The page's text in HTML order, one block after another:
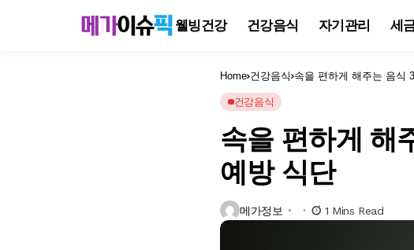
웰빙건강 건강음식 자기관리 세
Home 건강음식 속을 편하게 해주는 음식
건강음식
속을 편하게 해
예방 식단
메가정보 1 Mins Read